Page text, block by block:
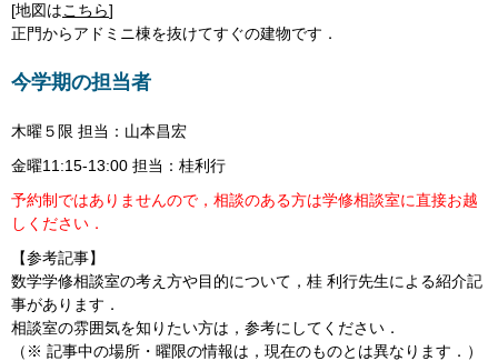
[地図はこちら]
正門からアドミニ棟を抜けてすぐの建物です．
今学期の担当者
木曜５限 担当：山本昌宏
金曜11:15-13:00 担当：桂利行
予約制ではありませんので，相談のある方は学修相談室に直接お越
しください．
【参考記事】
数学学修相談室の考え方や目的について，桂 利行先生による紹介記
事があります．
相談室の雰囲気を知りたい方は，参考にしてください．
（※ 記事中の場所・曜限の情報は，現在のものとは異なります．）